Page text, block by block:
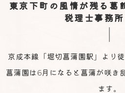
東京下町の風情が残る葛
税理士事務所
京成本線「堀切菖蒲園駅」より
菖蒲園は6月になると菖蒲が咲き
ます。